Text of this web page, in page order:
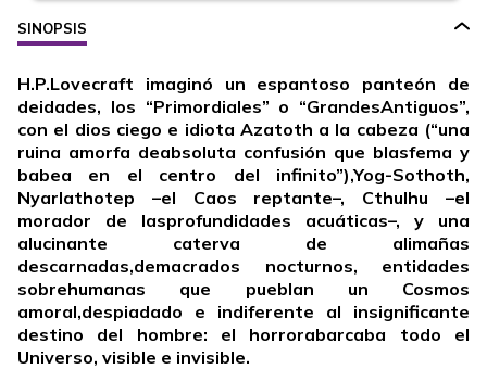
SINOPSIS
H.P.Lovecraft imaginó un espantoso panteón de
deidades, los “Primordiales” o “GrandesAntiguos”,
con el dios ciego e idiota Azatoth a la cabeza (“una
ruina amorfa deabsoluta confusión que blasfema y
babea en el centro del infinito”),Yog-Sothoth,
Nyarlathotep –el Caos reptante–, Cthulhu –el
morador de lasprofundidades acuáticas–, y una
alucinante caterva de alimañas
descarnadas,demacrados nocturnos, entidades
sobrehumanas que pueblan un Cosmos
amoral,despiadado e indiferente al insignificante
destino del hombre: el horrorabarcaba todo el
Universo, visible e invisible.